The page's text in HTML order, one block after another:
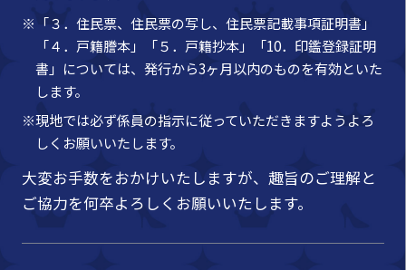
※「３．住民票、住民票の写し、住民票記載事項証明書」
「４．戸籍謄本」「５．戸籍抄本」「10．印鑑登録証明
書」については、発行から3ヶ月以内のものを有効といた
します。
※現地では必ず係員の指示に従っていただきますようよろ
しくお願いいたします。
大変お手数をおかけいたしますが、趣旨のご理解と
ご協力を何卒よろしくお願いいたします。